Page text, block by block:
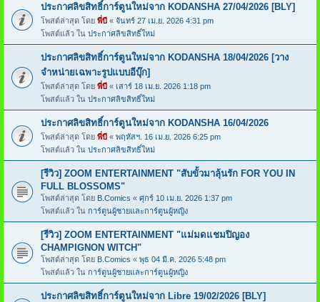
ประกาศลิขสิทธิ์การ์ตูนใหม่จาก KODANSHA 27/04/2026 [BLY]
โพสต์ล่าสุด โดย พี่บี « จันทร์ 27 เม.ย. 2026 4:31 pm
โพสต์แล้ว ใน ประกาศลิขสิทธิ์ใหม่
ประกาศลิขสิทธิ์การ์ตูนใหม่จาก KODANSHA 18/04/2026 [วาง
จำหน่ายเฉพาะรูปแบบอีบุ๊ก]
โพสต์ล่าสุด โดย พี่บี « เสาร์ 18 เม.ย. 2026 1:18 pm
โพสต์แล้ว ใน ประกาศลิขสิทธิ์ใหม่
ประกาศลิขสิทธิ์การ์ตูนใหม่จาก KODANSHA 16/04/2026
โพสต์ล่าสุด โดย พี่บี « พฤหัสฯ. 16 เม.ย. 2026 6:25 pm
โพสต์แล้ว ใน ประกาศลิขสิทธิ์ใหม่
[รีวิว] ZOOM ENTERTAINMENT "สับขั้วมาลุ้นรัก FOR YOU IN
FULL BLOSSOMS"
โพสต์ล่าสุด โดย B.Comics « ศุกร์ 10 เม.ย. 2026 1:37 pm
โพสต์แล้ว ใน การ์ตูนผู้ชายและการ์ตูนผู้หญิง
[รีวิว] ZOOM ENTERTAINMENT "แม่มดแชมปิญอง
CHAMPIGNON WITCH"
โพสต์ล่าสุด โดย B.Comics « พุธ 04 มี.ค. 2026 5:48 pm
โพสต์แล้ว ใน การ์ตูนผู้ชายและการ์ตูนผู้หญิง
ประกาศลิขสิทธิ์การ์ตูนใหม่จาก Libre 19/02/2026 [BLY]